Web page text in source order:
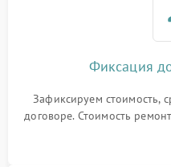
Фиксация
Зафиксируем стоимость,
договоре. Стоимость